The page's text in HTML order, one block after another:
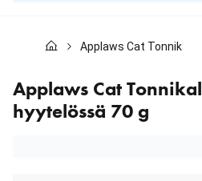
Kissat
Eläinlääkäriruoat
Tuotemerkit
Uutuudet
Applaws Cat Tonnikala
Applaws Cat
hyytelössä 70 g